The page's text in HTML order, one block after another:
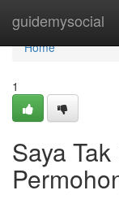
guidemysocial
Home
Home
1
Saya